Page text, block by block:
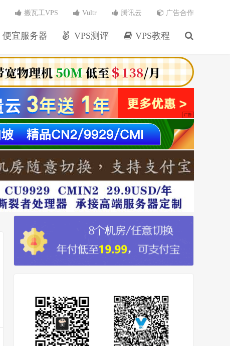
便宜服务器 VPS测评 VPS教程
搬瓦工VPS Vultr 腾讯云 广告合作